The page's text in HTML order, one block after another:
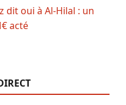
dit oui à Al-Hilal : un
acté